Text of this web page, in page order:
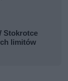
Stokrotce
limitów